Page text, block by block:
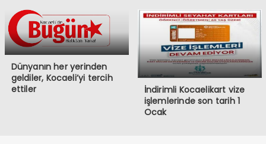
Dünyanın her yerinden
geldiler, Kocaeli’yi tercih
ettiler
İndirimli Kocaelikart vize
işlemlerinde son tarih 1
Ocak